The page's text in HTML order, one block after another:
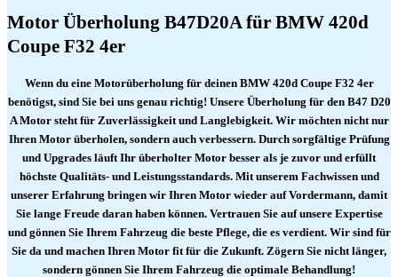
Motor Überholung B47D20A für BMW 420d
Coupe F32 4er
Wenn du eine Motorüberholung für deinen BMW 420d Coupe F32 4er
benötigst, sind Sie bei uns genau richtig! Unsere Überholung für den B47 D20
A Motor steht für Zuverlässigkeit und Langlebigkeit. Wir möchten nicht nur
Ihren Motor überholen, sondern auch verbessern. Durch sorgfältige Prüfung
und Upgrades läuft Ihr überholter Motor besser als je zuvor und erfüllt
höchste Qualitäts- und Leistungsstandards. Mit unserem Fachwissen und
unserer Erfahrung bringen wir Ihren Motor wieder auf Vordermann, damit
Sie lange Freude daran haben können. Vertrauen Sie auf unsere Expertise
und gönnen Sie Ihrem Fahrzeug die beste Pflege, die es verdient. Wir sind für
Sie da und machen Ihren Motor fit für die Zukunft. Zögern Sie nicht länger,
sondern gönnen Sie Ihrem Fahrzeug die optimale Behandlung!